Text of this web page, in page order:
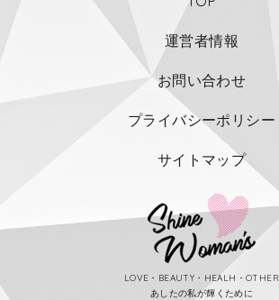
運営者情報
お問い合わせ
プライバシーポリシー
サイトマップ
LOVE・BEAUTY・HEALH・OTHER
あしたの私が輝くために